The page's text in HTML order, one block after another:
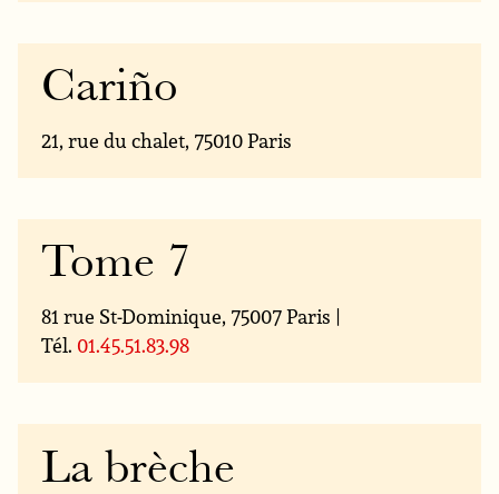
Cariño
21, rue du chalet, 75010 Paris
Tome 7
81 rue St-Dominique, 75007 Paris |
Tél. 01.45.51.83.98
La brèche